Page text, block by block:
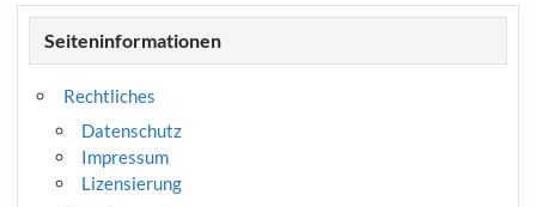
Seiteninformationen
Rechtliches
Datenschutz
Impressum
Lizensierung